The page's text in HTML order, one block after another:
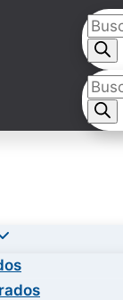
de
de